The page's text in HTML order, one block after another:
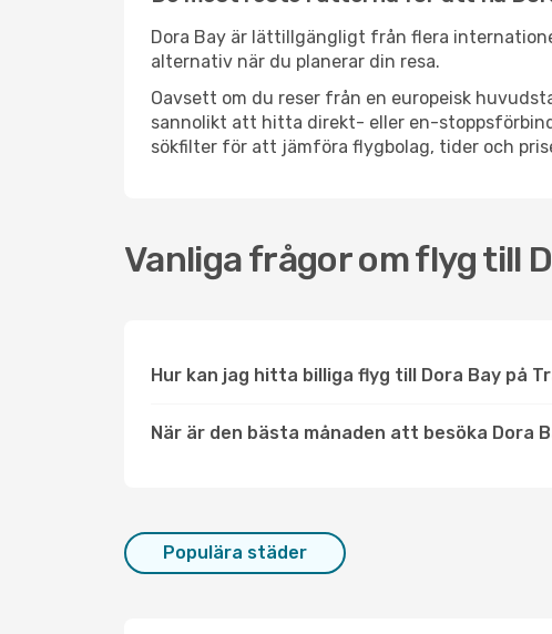
Dora Bay är lättillgängligt från flera
alternativ när du planerar din resa.
Oavsett om du reser från en europeisk
sannolikt att hitta direkt- eller en-
sökfilter för att jämföra flygbolag, tider och
Vanliga frågor om flyg till
Hur kan jag hitta billiga flyg till Dora Bay på
När är den bästa månaden att besöka Dora
Populära städer